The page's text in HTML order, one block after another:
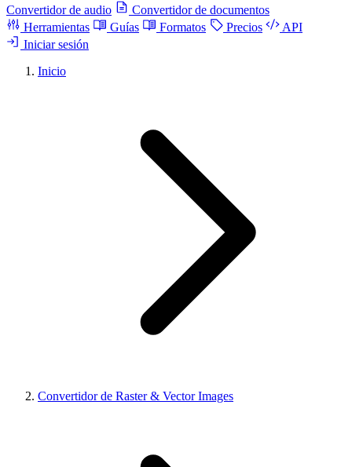
Convertidor de audio
Convertidor de documentos
Herramientas
Guías Formatos Precios
API
Iniciar sesión
Inicio
Convertidor de Raster & Vector Images